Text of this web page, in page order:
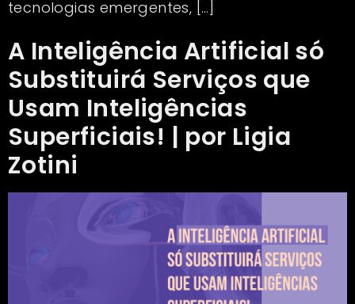
tecnologias emergentes, […]
A Inteligência Artificial só
Substituirá Serviços que
Usam Inteligências
Superficiais! | por Ligia
Zotini